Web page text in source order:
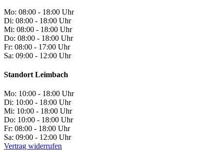
Mo: 08:00 - 18:00 Uhr
Di: 08:00 - 18:00 Uhr
Mi: 08:00 - 18:00 Uhr
Do: 08:00 - 18:00 Uhr
Fr: 08:00 - 17:00 Uhr
Sa: 09:00 - 12:00 Uhr
Standort Leimbach
Mo: 10:00 - 18:00 Uhr
Di: 10:00 - 18:00 Uhr
Mi: 10:00 - 18:00 Uhr
Do: 10:00 - 18:00 Uhr
Fr: 08:00 - 18:00 Uhr
Sa: 09:00 - 12:00 Uhr
Vertrag widerrufen